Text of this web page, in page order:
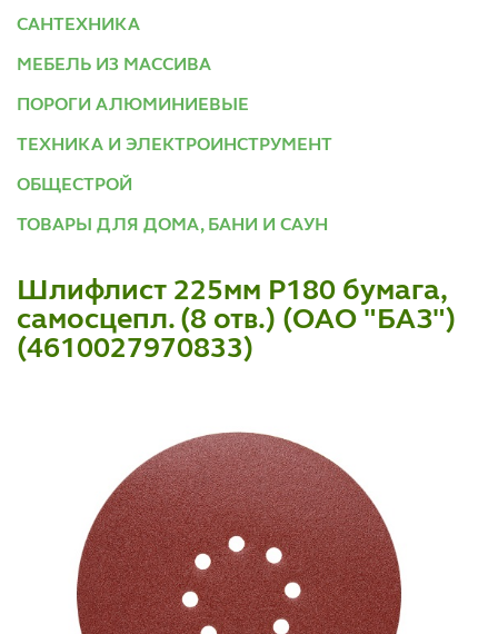
САНТЕХНИКА
МЕБЕЛЬ ИЗ МАССИВА
ПОРОГИ АЛЮМИНИЕВЫЕ
ТЕХНИКА И ЭЛЕКТРОИНСТРУМЕНТ
ОБЩЕСТРОЙ
ТОВАРЫ ДЛЯ ДОМА, БАНИ И САУН
Шлифлист 225мм P180 бумага,
самосцепл. (8 отв.) (ОАО "БАЗ")
(4610027970833)